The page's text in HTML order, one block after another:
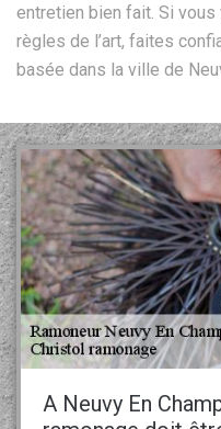
entretien bien fait. Si
règles de l’art, faites
basée dans la ville de
A Neuvy En